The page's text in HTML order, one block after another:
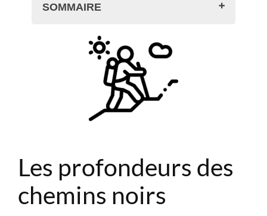
SOMMAIRE
Les profondeurs des chemins noirs
Le voyage de Sylvain et Pierre sur
les chemins noirs de France
Un homme sur les chemins
noirs
marche
La réaction et le voyage
Du livre au film Sur les
Les profondeurs des
chemins noirs